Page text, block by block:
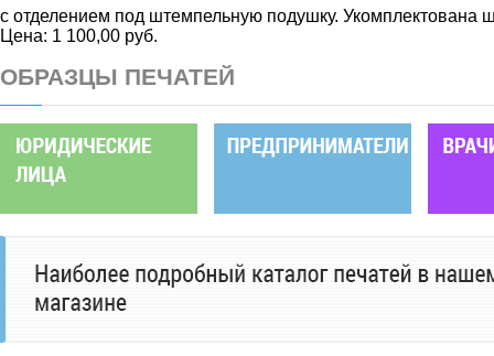
с отделением под штемпельную подушку. Укомплектована
Цена: 1 100,00 руб.
ОБРАЗЦЫ ПЕЧАТЕЙ